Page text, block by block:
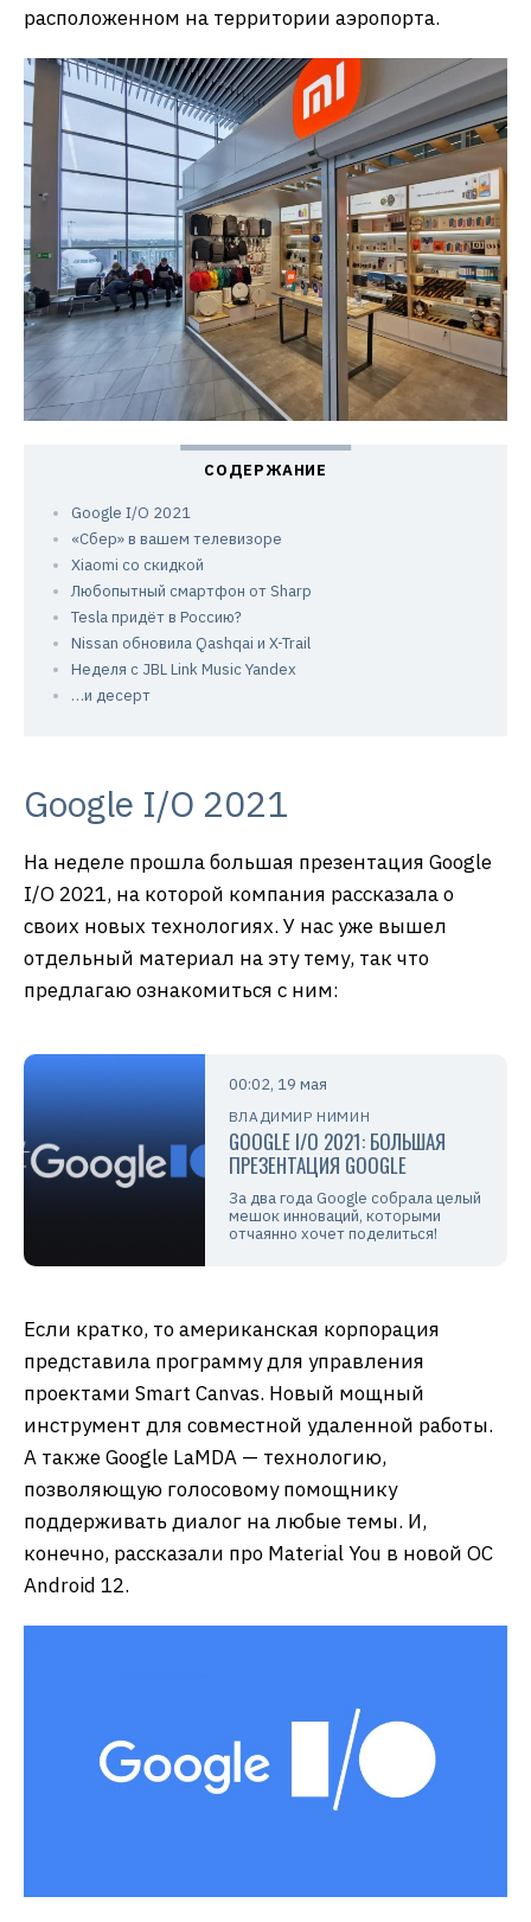
расположенном на территории аэропорта.
Google I/O 2021
«Сбер» в вашем телевизоре
Xiaomi со скидкой
Любопытный смартфон от Sharp
Tesla придёт в Россию?
Nissan обновила Qashqai и X-Trail
Неделя с JBL Link Music Yandex
…и десерт
Google I/O 2021
На неделе прошла большая презентация Google
I/O 2021, на которой компания рассказала о
своих новых технологиях. У нас уже вышел
отдельный материал на эту тему, так что
предлагаю ознакомиться с ним:
00:02, 19 мая
ВЛАДИМИР НИМИН
GOOGLE I/O 2021: БОЛЬШАЯ
ПРЕЗЕНТАЦИЯ GOOGLE
За два года Google собрала целый
мешок инноваций, которыми
отчаянно хочет поделиться!
Если кратко, то американская корпорация
представила программу для управления
проектами Smart Canvas. Новый мощный
инструмент для совместной удаленной работы.
А также Google LaMDA — технологию,
позволяющую голосовому помощнику
поддерживать диалог на любые темы. И,
конечно, рассказали про Material You в новой ОС
Android 12.